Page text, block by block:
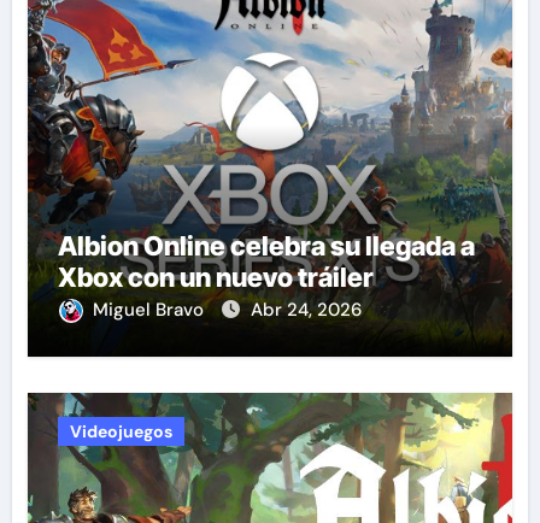
Albion Online celebra su llegada a
Xbox con un nuevo tráiler
Miguel Bravo Abr 24, 2026
Videojuegos